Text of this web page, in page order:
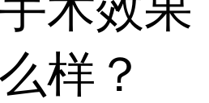
样？